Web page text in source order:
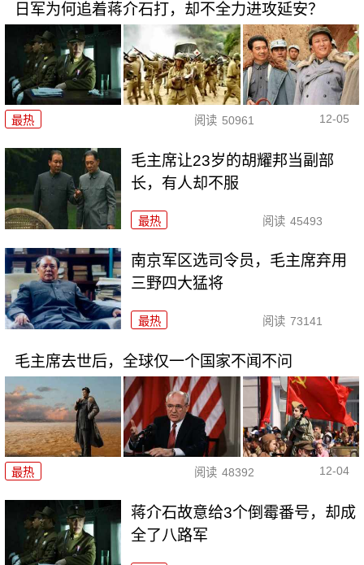
日军为何追着蒋介石打，却不全力进攻延安？
最热 阅读 50961 12-05
毛主席让23岁的胡耀邦当副部
长，有人却不服
最热 阅读 45493
南京军区选司令员，毛主席弃用
三野四大猛将
最热 阅读 73141
毛主席去世后，全球仅一个国家不闻不问
最热 阅读 48392 12-04
蒋介石故意给3个倒霉番号，却成
全了八路军